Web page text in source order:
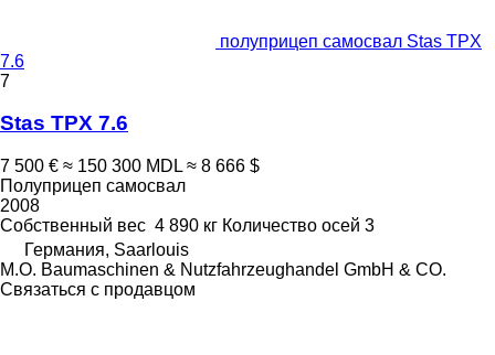
полуприцеп самосвал Stas TPX
7.6
7
Stas TPX 7.6
7 500 € ≈ 150 300 MDL ≈ 8 666 $
Полуприцеп самосвал
2008
Собственный вес 4 890 кг Количество осей 3
Германия, Saarlouis
M.O. Baumaschinen & Nutzfahrzeughandel GmbH & CO.
Связаться с продавцом